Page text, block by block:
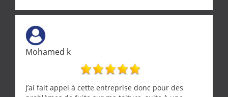
Mohamed k
J’ai fait appel à cette entreprise donc pour des